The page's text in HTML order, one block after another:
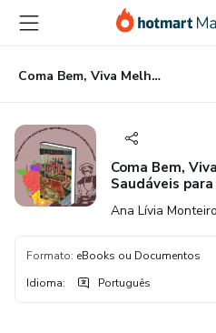
para
conteúdo
principal
para
pagamento
para
rodapé
Coma Bem, Viva Melhor: Receitas Saudáveis para a sua Rotina
Coma Bem,
Saudáveis
Ana Lívia Monteiro
Formato: eBooks ou Documentos
Idioma: Português